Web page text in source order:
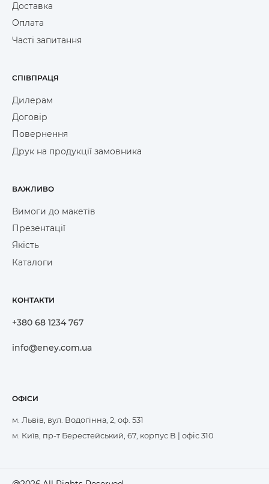
Доставка
Оплата
Часті запитання
СПІВПРАЦЯ
Дилерам
Договір
Повернення
Друк на продукції замовника
ВАЖЛИВО
Вимоги до макетів
Презентації
Якість
Каталоги
КОНТАКТИ
+380 68 1234 767
info@eney.com.ua
ОФІСИ
м. Львів, вул. Водогінна, 2, оф. 531
м. Київ, пр-т Берестейський, 67, корпус В | офіс 310